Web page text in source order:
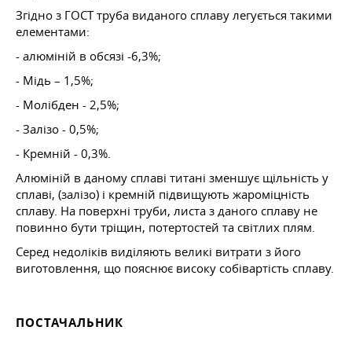
Згідно з ГОСТ труба виданого сплаву легується такими
елементами:
- алюміній в обсязі -6,3%;
- Мідь – 1,5%;
- Молібден - 2,5%;
- Залізо - 0,5%;
- Кремній - 0,3%.
Алюміній в даному сплаві титані зменшує щільність у
сплаві, (залізо) і кремній підвищують жароміцність
сплаву. На поверхні труби, листа з даного сплаву не
повинно бути тріщин, потертостей та світлих плям.
Серед недоліків виділяють великі витрати з його
виготовлення, що пояснює високу собівартість сплаву.
ПОСТАЧАЛЬНИК